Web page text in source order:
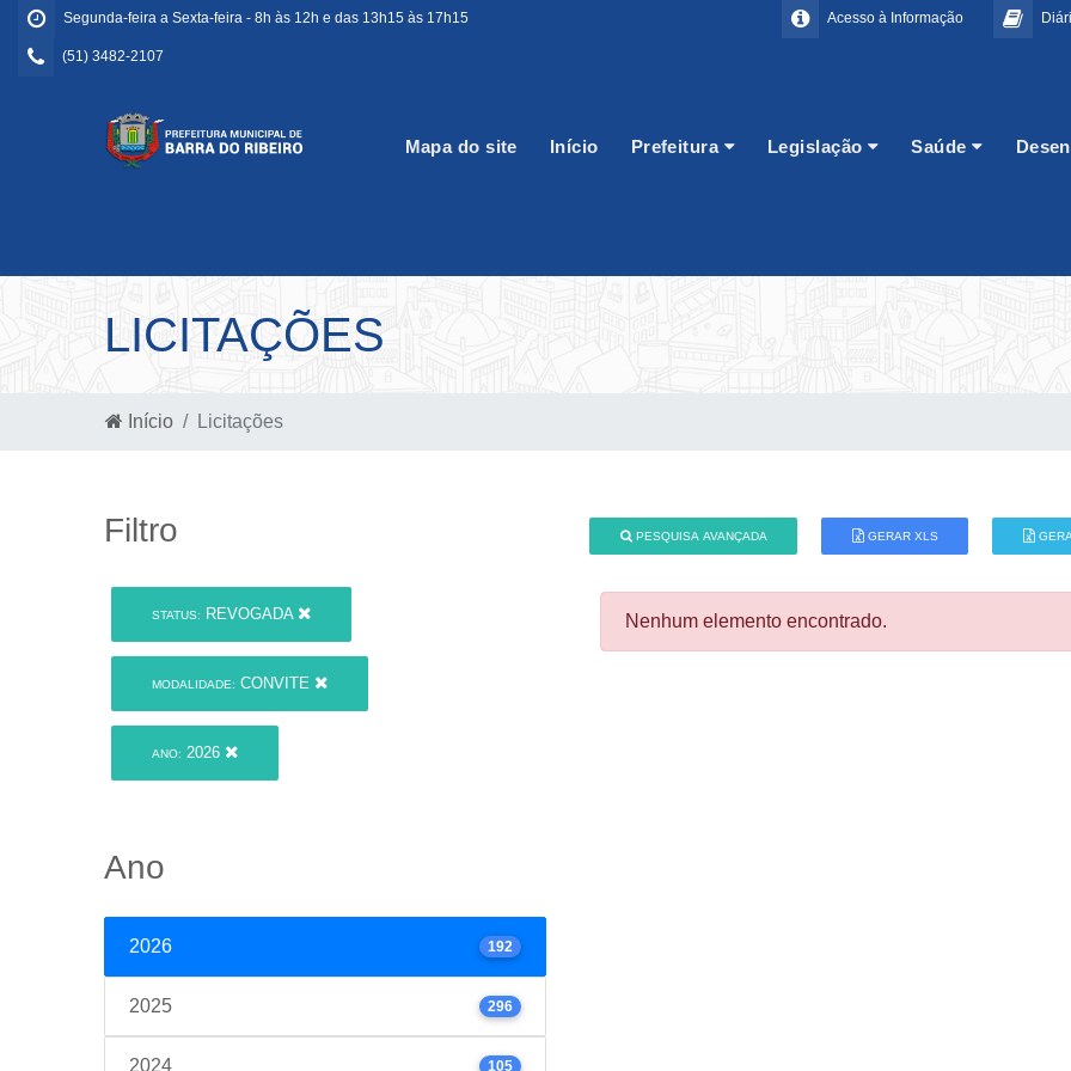
Segunda-feira a Sexta-feira - 8h às 12h e das 13h15 às 17h15
(51) 3482-2107
Acesso à Informação
Mapa do site Início Prefeitura Legislação Saúde
LICITAÇÕES
Início Licitações
Filtro
STATUS: REVOGADA
MODALIDADE: CONVITE
ANO: 2026
Ano
2026 192
2025 296
2024 105
PESQUISA AVANÇADA GERAR XLS
Nenhum elemento encontrado.